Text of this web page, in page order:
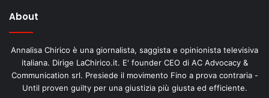
About
Annalisa Chirico è una giornalista, saggista e opinionista televisiva
italiana. Dirige LaChirico.it. E' founder CEO di AC Advocacy &
Communication srl. Presiede il movimento Fino a prova contraria -
Until proven guilty per una giustizia più giusta ed efficiente.